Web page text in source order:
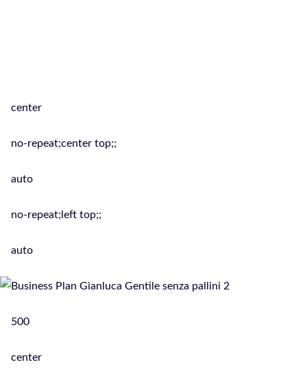
center
no-repeat;center top;;
auto
no-repeat;left top;;
auto
500
center